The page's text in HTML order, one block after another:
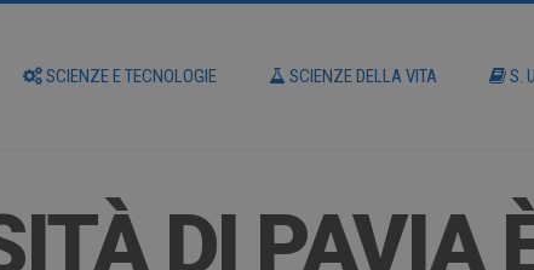
SCIENZE E TECNOLOGIE SCIENZE DELLA VITA S.
DI PAVIA